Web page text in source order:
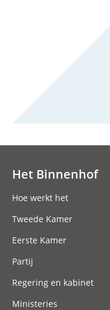
Het Binnenhof
Hoe werkt het
Tweede Kamer
Eerste Kamer
Partij
Regering en kabinet
Ministeries